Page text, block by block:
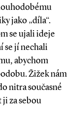
jako „díla“.
se ujali ideje
se jí nechali
abychom
Žižek nám
nitra současné
za sebou